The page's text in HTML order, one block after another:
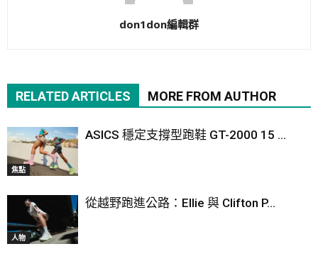
don1don編輯群
RELATED ARTICLES MORE FROM AUTHOR
焦點
ASICS 穩定支撐型跑鞋 GT-2000 15 ...
人物
從越野跑進公路：Ellie 與 Clifton P...